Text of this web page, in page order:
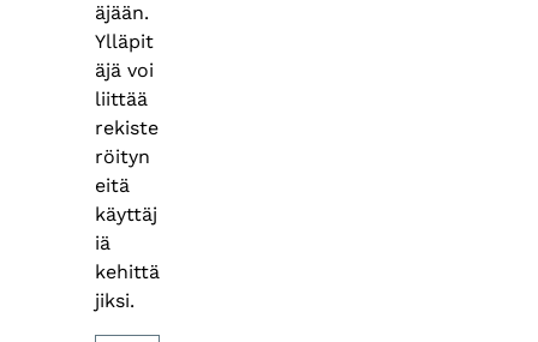
äjään.
Ylläpit
äjä voi
liittää
rekiste
röityn
eitä
käyttäj
iä
kehittä
jiksi.